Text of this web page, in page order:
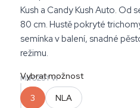
Kush a Candy Kush Auto. Od
80 cm. Hustě pokryté
semínka v balení, snadné
režimu.
MNOŽSTVÍ
Vybrat možnost
3 NLA